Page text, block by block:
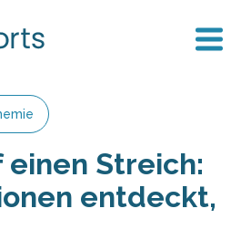
einen Streich:
entdeckt,